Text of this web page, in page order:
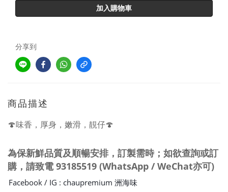
加入購物車
分享到
商品描述
🍄 味香，厚身，嫩滑，靚仔🍄
為保新鮮品質及順暢安排，訂製需時；如欲查詢或訂
購，請致電93185519 (WhatsApp / WeChat亦可)
Facebook / IG : chaupremium 洲海味